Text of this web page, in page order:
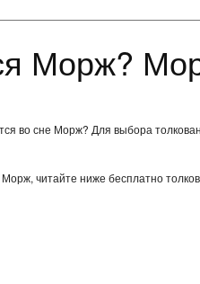
Морж?
во сне Морж? Для выбора
читайте ниже бесплатно